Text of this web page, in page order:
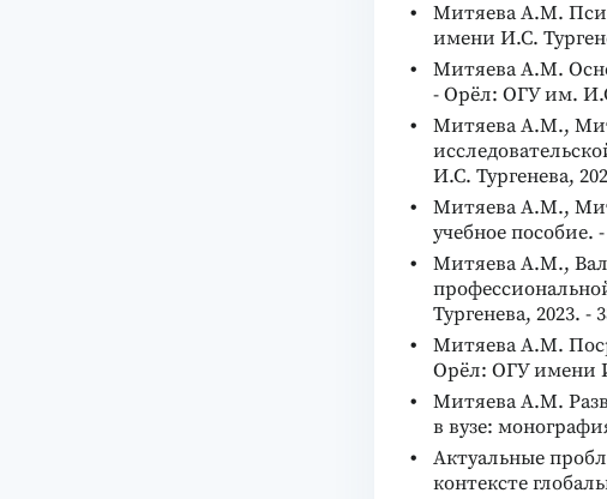
Митяева А.М.
имени И.С.
Митяева А.М.
- Орёл: ОГУ им.
Митяева А.М.,
И.С. Тургенева,
Митяева А.М.,
учебное пособие.
Митяева А.М.,
Тургенева, 2023. -
Митяева А.М.
Орёл: ОГУ имени
Митяева А.М.
в вузе:
Актуальные
контексте